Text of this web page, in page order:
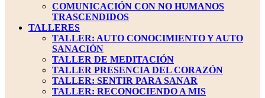
COMUNICACIÓN CON NO HUMANOS
TRASCENDIDOS
TALLERES
TALLER: AUTO CONOCIMIENTO Y AUTO
SANACIÓN
TALLER DE MEDITACIÓN
TALLER PRESENCIA DEL CORAZÓN
TALLER: SENTIR PARA SANAR
TALLER: RECONOCIENDO A MIS